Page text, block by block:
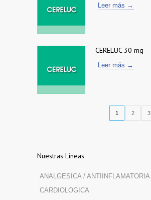
Leer más →
CERELUC 30 mg
Leer más →
1 2 3
Nuestras Líneas
ANALGESICA / ANTIINFLAMATORIA
CARDIOLOGICA